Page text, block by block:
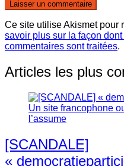
Ce site utilise Akismet pour
savoir plus sur la façon
commentaires sont traitées.
Articles les plus
[SCANDALE]
«